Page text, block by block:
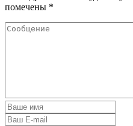
помечены *